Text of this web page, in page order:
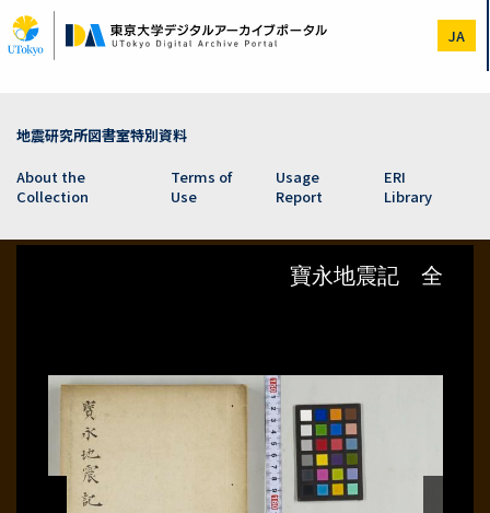
to
main
JA
地震研究所図書室特別資料
About the
Collection
Terms of
Use
Usage
Report
ERI
Library